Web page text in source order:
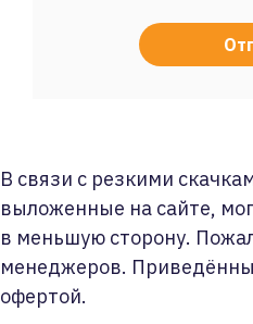
В связи с резкими
выложенные на сайте,
в меньшую сторону.
менеджеров.
офертой.